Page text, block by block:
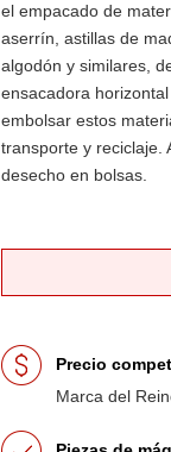
el empacado de
aserrín, astillas de
algodón y similares,
ensacadora
embolsar estos
transporte y reciclaje.
desecho en bolsas.
Precio
Marca del